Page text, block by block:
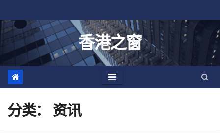
至
香港之窗
分类： 资讯